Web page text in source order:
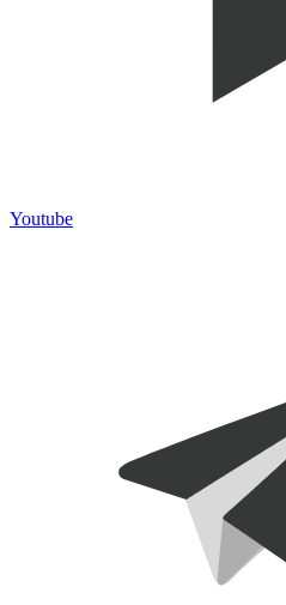
Youtube